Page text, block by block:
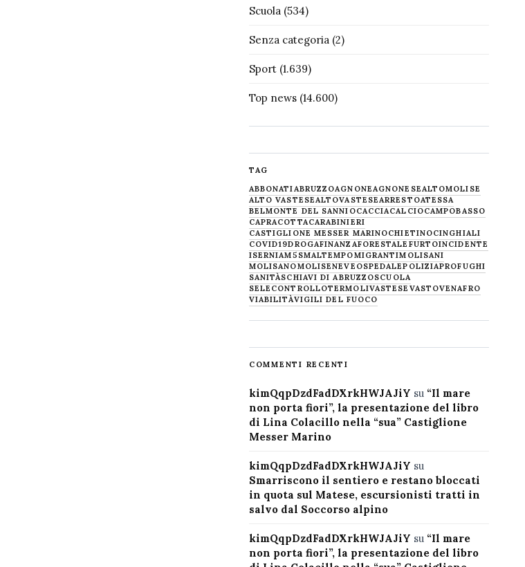
Scuola(534)
Senza categoria(2)
Sport(1.639)
Top news(14.600)
TAG
ABBONATIABRUZZOAGNONEAGNONESEALTOMOLISE
ALTO VASTESEALTOVASTESEARRESTOATESSA
BELMONTE DEL SANNIOCACCIACALCIOCAMPOBASSO
CAPRACOTTACARABINIERI
CASTIGLIONE MESSER MARINOCHIETINOCINGHIALI
COVID19DROGAFINANZAFORESTALE FURTOINCIDENTE
ISERNIAM5SMALTEMPOMIGRANTIMOLISANI
MOLISANOMOLISENEVE OSPEDALEPOLIZIAPROFUGHI
SANITÀSCHIAVI DI ABRUZZOSCUOLA
SELECONTROLLOTERMOLIVASTESE VASTOVENAFRO
VIABILITÀVIGILI DEL FUOCO
COMMENTI RECENTI
kimQqpDzdFadDXrkHWJAJiY su “Il mare
non porta fiori”, la presentazione del libro
di Lina Colacillo nella “sua” Castiglione
Messer Marino
kimQqpDzdFadDXrkHWJAJiY su
Smarriscono il sentiero e restano bloccati
in quota sul Matese, escursionisti tratti in
salvo dal Soccorso alpino
kimQqpDzdFadDXrkHWJAJiY su “Il mare
non porta fiori”, la presentazione del libro